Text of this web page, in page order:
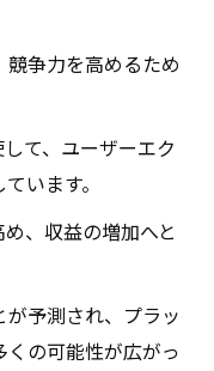
争力を高めるため
て、ユーザーエク
います。
、収益の増加へと
予測され、プラッ
の可能性が広がっ